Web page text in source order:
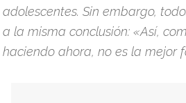
adolescentes. Sin embargo,
a la misma conclusión: «Así,
haciendo ahora, no es la mejor